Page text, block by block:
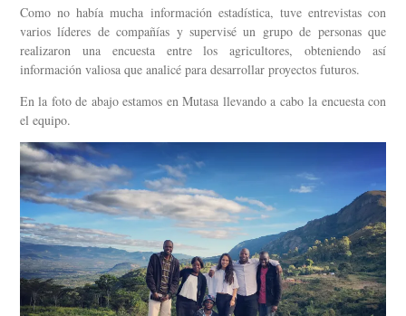
Como no había mucha información estadística, tuve entrevistas con
varios líderes de compañías y supervisé un grupo de personas que
realizaron una encuesta entre los agricultores, obteniendo así
información valiosa que analicé para desarrollar proyectos futuros.
En la foto de abajo estamos en Mutasa llevando a cabo la encuesta con
el equipo.